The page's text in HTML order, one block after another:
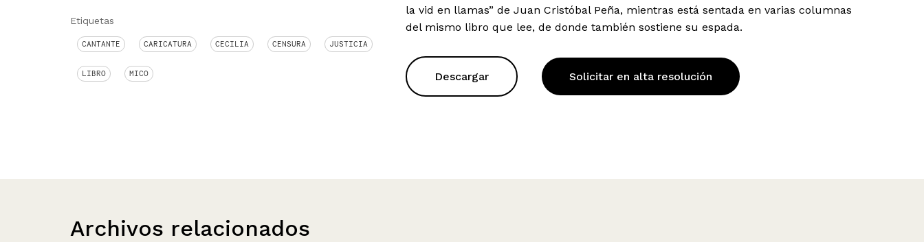
Etiquetas
CANTANTE CARICATURA CECILIA CENSURA JUSTICIA
LIBRO MICO
la vid en llamas” de Juan Cristóbal Peña, mientras está sentada en varias columnas
del mismo libro que lee, de donde también sostiene su espada.
Descargar Solicitar en alta resolución
Archivos relacionados